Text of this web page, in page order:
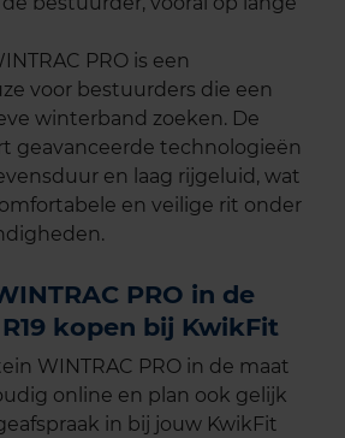
PRO is een
voor bestuurders die een
winterband zoeken. De
geavanceerde technologieën
en laag rijgeluid, wat
en veilige rit onder
PRO in de
kopen bij KwikFit
WINTRAC PRO in de maat
online en plan ook gelijk
in bij jouw KwikFit